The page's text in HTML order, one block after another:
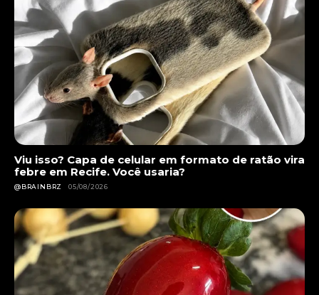
Viu isso? Capa de celular em formato de ratão vira
febre em Recife. Você usaria?
@BRAINBRZ 05/08/2026